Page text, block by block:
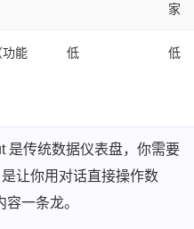
家
功能
低 低
是传统数据仪表盘，你需要
让你用对话直接操作数
一条龙。